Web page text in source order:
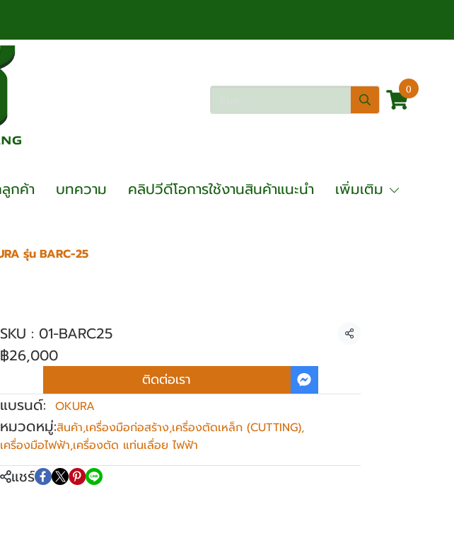
0
กค้า บทความ คลิปวีดีโอการใช้งานสินค้าแนะนำ เพิ่มเติม
รุ่น BARC-25
SKU : 01-BARC25 แชร์
฿26,000
ติดต่อเรา
แบรนด์: OKURA
หมวดหมู่:สินค้า,เครื่องมือก่อสร้าง,เครื่องตัดเหล็ก (CUTTING),
เครื่องมือไฟฟ้า,เครื่องตัด แท่นเลื่อย ไฟฟ้า
แชร์